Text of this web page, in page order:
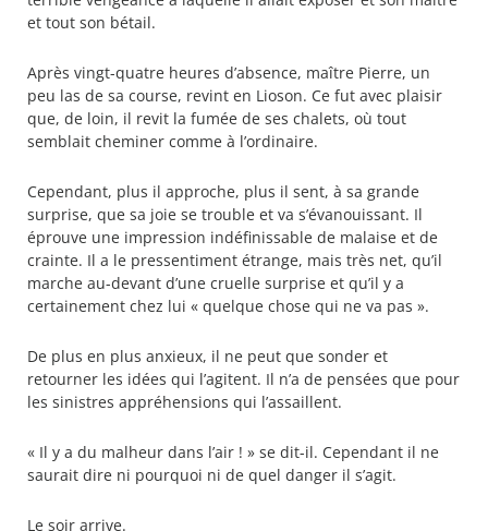
et tout son bétail.
Après vingt-quatre heures d’absence, maître Pierre, un
peu las de sa course, revint en Lioson. Ce fut avec plaisir
que, de loin, il revit la fumée de ses chalets, où tout
semblait cheminer comme à l’ordinaire.
Cependant, plus il approche, plus il sent, à sa grande
surprise, que sa joie se trouble et va s’évanouissant. Il
éprouve une impression indéfinissable de malaise et de
crainte. Il a le pressentiment étrange, mais très net, qu’il
marche au-devant d’une cruelle surprise et qu’il y a
certainement chez lui « quelque chose qui ne va pas ».
De plus en plus anxieux, il ne peut que sonder et
retourner les idées qui l’agitent. Il n’a de pensées que pour
les sinistres appréhensions qui l’assaillent.
« Il y a du malheur dans l’air ! » se dit-il. Cependant il ne
saurait dire ni pourquoi ni de quel danger il s’agit.
Le soir arrive.